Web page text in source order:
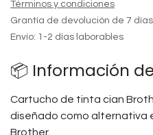
Términos y condiciones
Grantía de devolución de 7 días
Envío: 1-2 días laborables
📦 Información
Cartucho de tinta cian
diseñado como alternativa
Brother.